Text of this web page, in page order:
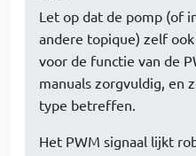
Let op dat de pomp (of
andere topique) zelf
voor de functie van de
manuals zorgvuldig, en
type betreffen.
Het PWM signaal lijkt